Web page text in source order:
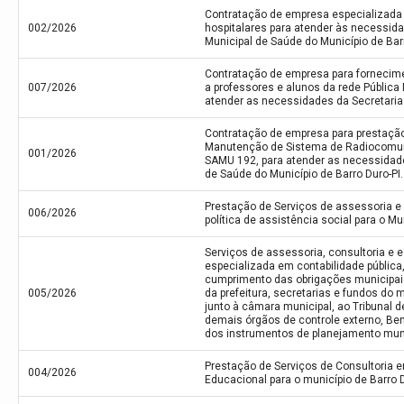
002/2026
Contratação de empresa
hospitalares para atender às
Municipal de Saúde do Município de
007/2026
Contratação de empresa para
a professores e alunos da rede
atender as necessidades da
001/2026
Contratação de empresa para
Manutenção de Sistema de
SAMU 192, para atender as
de Saúde do Município de Barro Duro-PI.
006/2026
Prestação de Serviços de assessoria
política de assistência social para o
005/2026
Serviços de assessoria, consultoria e
especializada em contabilidade
cumprimento das obrigações
da prefeitura, secretarias e fundos do
junto à câmara municipal, ao Tribunal
demais órgãos de controle externo,
dos instrumentos de planejamento
004/2026
Prestação de Serviços de Consultoria
Educacional para o município de Barro